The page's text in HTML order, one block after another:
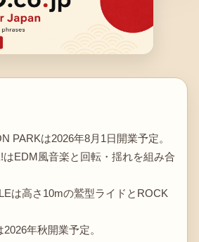
PARKは2026年8月1日開業予定。
はEDM風音楽と回転・揺れを組み合
は高さ10mの鷲型ライドとROCK
年秋開業予定。